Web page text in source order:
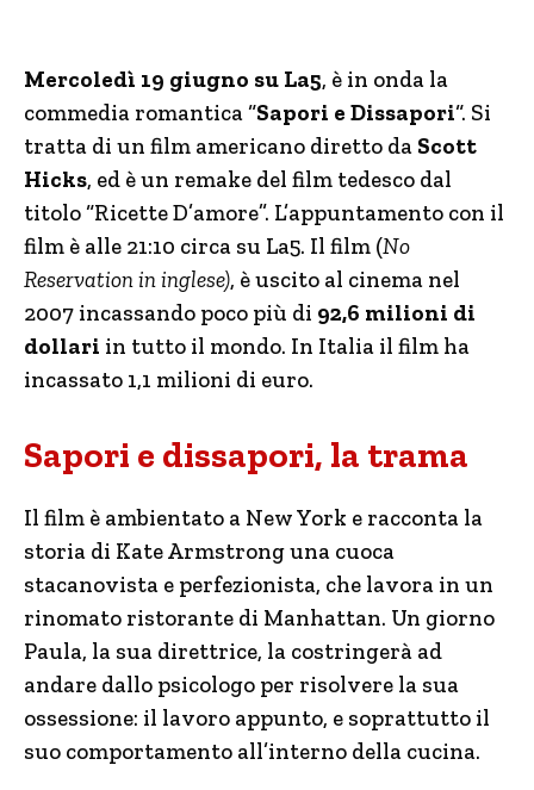
Mercoledì 19 giugno su La5, è in onda la
commedia romantica “Sapori e Dissapori“. Si
tratta di un film americano diretto da Scott
Hicks, ed è un remake del film tedesco dal
titolo “Ricette D’amore”. L’appuntamento con il
film è alle 21:10 circa su La5. Il film (No
Reservation in inglese), è uscito al cinema nel
2007 incassando poco più di 92,6 milioni di
dollari in tutto il mondo. In Italia il film ha
incassato 1,1 milioni di euro.
Sapori e dissapori, la trama
Il film è ambientato a New York e racconta la
storia di Kate Armstrong una cuoca
stacanovista e perfezionista, che lavora in un
rinomato ristorante di Manhattan. Un giorno
Paula, la sua direttrice, la costringerà ad
andare dallo psicologo per risolvere la sua
ossessione: il lavoro appunto, e soprattutto il
suo comportamento all’interno della cucina.